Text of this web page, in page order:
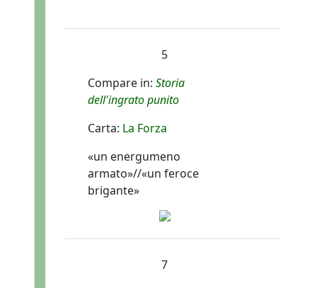
5
Compare in: Storia
dell'ingrato punito
Carta: La Forza
«un energumeno
armato»//«un feroce
brigante»
7